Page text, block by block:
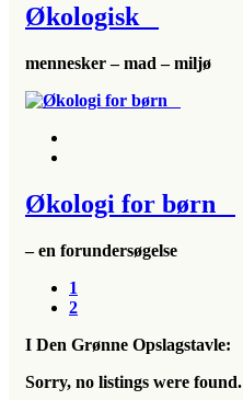
Økologisk
mennesker – mad – miljø
Økologi for børn
– en forundersøgelse
1
2
I Den Grønne Opslagstavle:
Sorry, no listings were found.